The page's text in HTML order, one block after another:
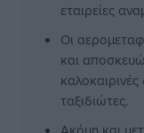
εταιρείες
Οι
και
ταξιδιώτες.